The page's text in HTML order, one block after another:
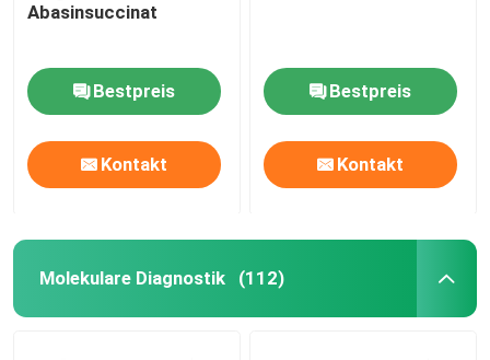
Abasinsuccinat
Bestpreis
Kontakt
Bestpreis
Kontakt
Molekulare Diagnostik (112)